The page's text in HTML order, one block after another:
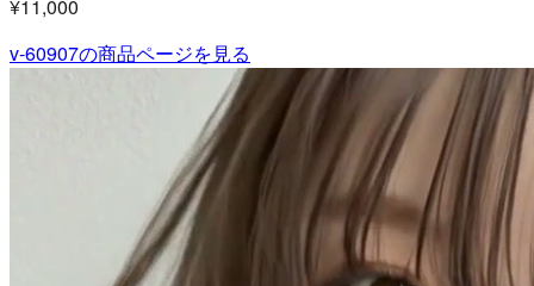
¥11,000
v-60907の商品ページを見る